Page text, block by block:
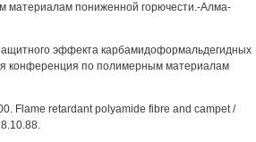
пониженной горючести.-Алма-
эффекта карбамидоформальдегидных
конференция по полимерным материалам
Flame retardant polyamide fibre and campet /